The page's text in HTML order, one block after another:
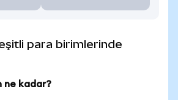
para birimlerinde
ne kadar?